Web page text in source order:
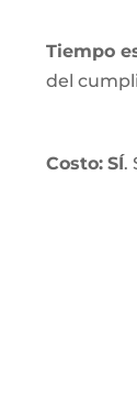
Tiempo
del
Costo: SÍ.